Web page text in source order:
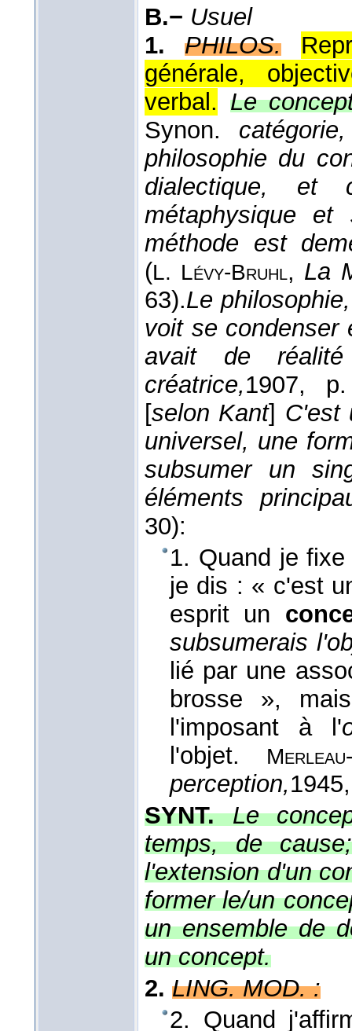
B.− Usuel
1.
PHILOS.
générale,
verbal. Le
Synon.
philosophie du
dialectique, et
métaphysique
méthode est
(L. Lévy-Bruhl, La
63).Le
voit se condenser
avait de réalité
créatrice,1907, p.
[selon Kant] C'est
universel, une
subsumer un
éléments
30):
1. Quand je
je dis : « c'est
esprit un
subsumerais
lié par une
brosse »,
l'imposant à l'
l'objet.
perception,1945
SYNT.Le
temps, de
l'extension d'un
former le/un
un ensemble de
un concept.
2. LING. MOD. :
2. Quand